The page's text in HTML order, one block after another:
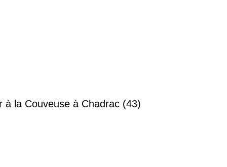
à la Couveuse à Chadrac (43)